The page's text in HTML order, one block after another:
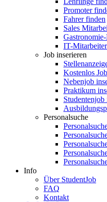
Promoter
Fahrer finden
Sales
IT-
Job inserieren
Kostenlos
Nebenjob
Praktikum
Studentenjob
Personalsuche
Info
Über StudentJob
FAQ
Kontakt